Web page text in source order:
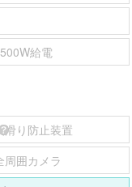
給電
滑り防止装置
周囲カメラ